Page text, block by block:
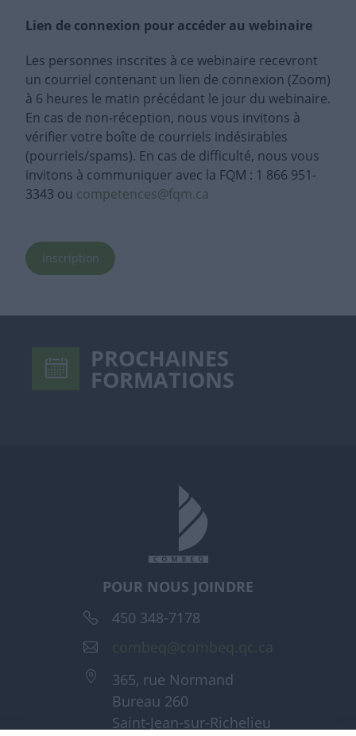
Lien de connexion pour accéder au webinaire
Les personnes inscrites à ce webinaire recevront
un courriel contenant un lien de connexion (Zoom)
à 6 heures le matin précédant le jour du webinaire.
En cas de non-réception, nous vous invitons à
vérifier votre boîte de courriels indésirables
(pourriels/spams). En cas de difficulté, nous vous
invitons à communiquer avec la FQM : 1 866 951-
3343 ou competences@fqm.ca
Inscription
PROCHAINES
FORMATIONS
POUR NOUS JOINDRE
450 348-7178
365, rue Normand
Bureau 260
Saint-Jean-sur-Richelieu